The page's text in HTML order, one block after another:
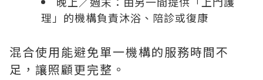
理」的機構負責沐浴、陪診或復康
混合使用能避免單一機構的服務時間不
足，讓照顧更完整。